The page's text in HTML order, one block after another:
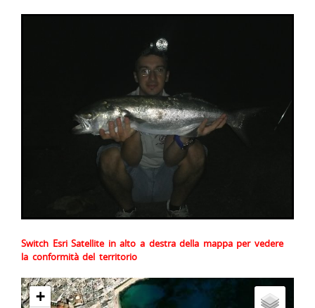
Switch Esri Satellite in alto a destra della mappa per vedere
la conformità del territorio
+